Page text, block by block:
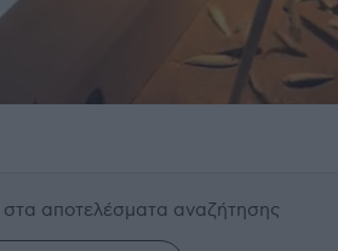
στα αποτελέσματα αναζήτησης